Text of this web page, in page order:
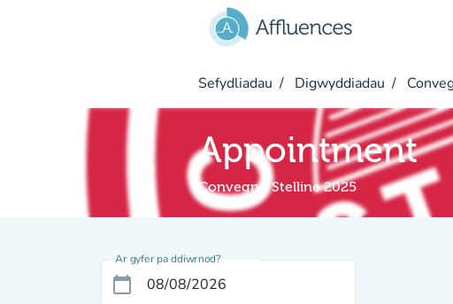
Sefydliadau Digwyddiadau
Appointment
Convegno Stelline 2025
Ar gyfer pa ddiwrnod?
calendar_today